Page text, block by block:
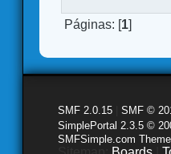
Páginas: [1]
SMF 2.0.15 SMF ©
SimplePortal 2.3.5 ©
SMFSimple.com